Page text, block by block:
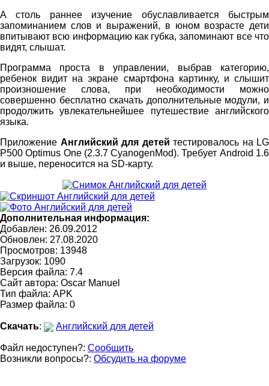
А столь раннее изучение обуславливается быстрым
запоминанием слов и выражений, в юном возрасте дети
впитывают всю информацию как губка, запоминают все что
видят, слышат.
Программа проста в управлении, выбрав категорию,
ребенок видит на экране смартфона картинку, и слышит
произношение слова, при необходимости можно
совершенно бесплатно скачать дополнительные модули, и
продолжить увлекательнейшее путешествие английского
языка.
Приложение Английский для детей тестировалось на LG
P500 Optimus One (2.3.7 CyanogenMod). Требует Android 1.6
и выше, переносится на SD-карту.
Дополнительная информация:
Добавлен: 26.09.2012
Обновлен: 27.08.2020
Просмотров: 13948
Загрузок: 1090
Версия файла: 7.4
Сайт автора: Oscar Manuel
Тип файла: APK
Размер файла: 0
Скачать: Английский для детей
Файл недоступен?: Сообщить
Возникли вопросы?: Обсудить на форуме